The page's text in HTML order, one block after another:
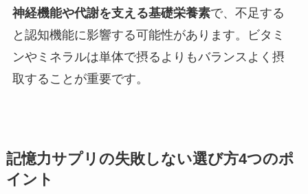
神経機能や代謝を支える基礎栄養素で、不足する
と認知機能に影響する可能性があります。ビタミ
ンやミネラルは単体で摂るよりもバランスよく摂
取することが重要です。
記憶力サプリの失敗しない選び方4つのポ
イント